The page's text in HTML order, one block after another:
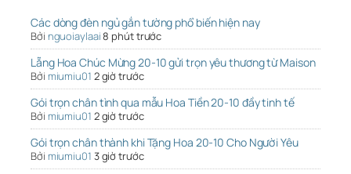
Các dòng đèn ngủ gắn tường phổ biến hiện nay
Bởi nguoiaylaai8 phút trước
Lẵng Hoa Chúc Mừng 20-10 gửi trọn yêu thương từ Maison
Bởi miumiu01 2 giờ trước
Gói trọn chân tình qua mẫu Hoa Tiền 20-10 đầy tinh tế
Bởi miumiu01 2 giờ trước
Gói trọn chân thành khi Tặng Hoa 20-10 Cho Người Yêu
Bởi miumiu01 3 giờ trước